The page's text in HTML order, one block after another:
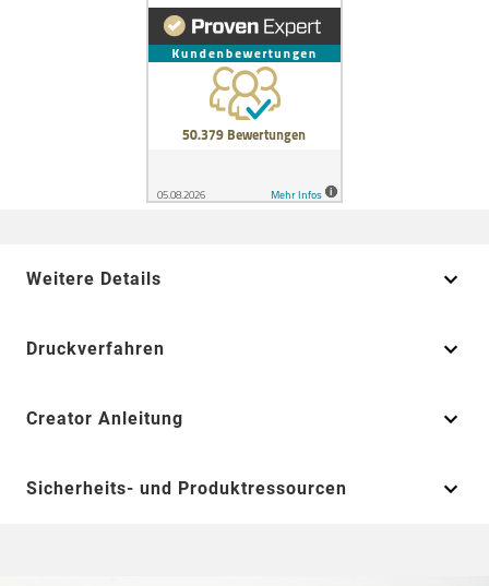
Weitere Details
Druckverfahren
Creator Anleitung
Sicherheits- und Produktressourcen